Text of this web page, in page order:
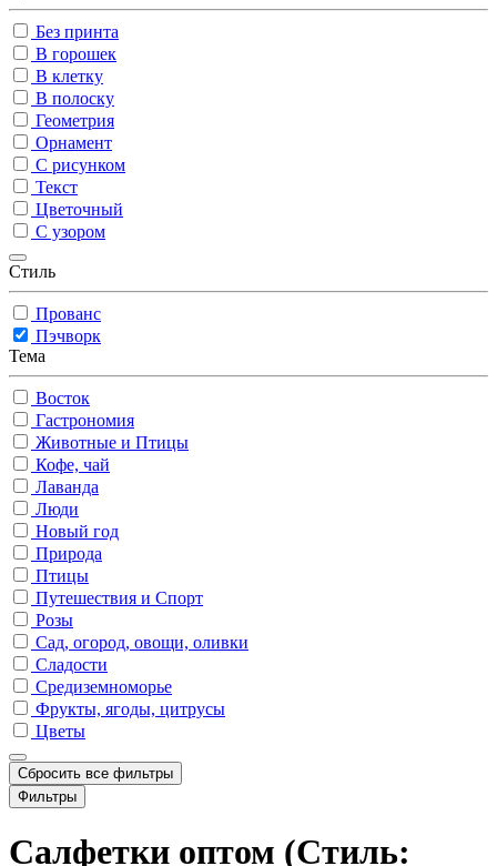
Без принта
В горошек
В клетку
В полоску
Геометрия
Орнамент
С рисунком
Текст
Цветочный
С узором
Стиль
Прованс
Пэчворк
Тема
Восток
Гастрономия
Животные и Птицы
Кофе, чай
Лаванда
Люди
Новый год
Природа
Птицы
Путешествия и Спорт
Розы
Сад, огород, овощи, оливки
Сладости
Средиземноморье
Фрукты, ягоды, цитрусы
Цветы
Сбросить все фильтры
Фильтры
Салфетки оптом (Стиль: